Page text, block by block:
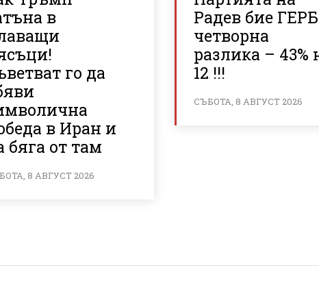
в
го да
в Иран и
бяга от там
8 АВГУСТ 2026
Радев бие
четворна
разлика – 43%
12 !!!
СЪБОТА, 8 АВГУСТ 2026